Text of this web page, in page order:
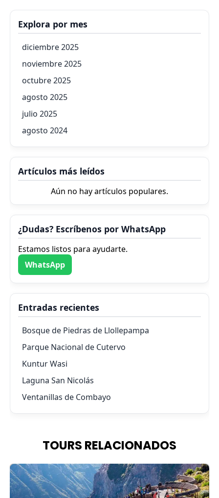
Explora por mes
diciembre 2025
noviembre 2025
octubre 2025
agosto 2025
julio 2025
agosto 2024
Artículos más leídos
Aún no hay artículos populares.
¿Dudas? Escríbenos por WhatsApp
Estamos listos para ayudarte.
WhatsApp
Entradas recientes
Bosque de Piedras de Llollepampa
Parque Nacional de Cutervo
Kuntur Wasi
Laguna San Nicolás
Ventanillas de Combayo
TOURS RELACIONADOS